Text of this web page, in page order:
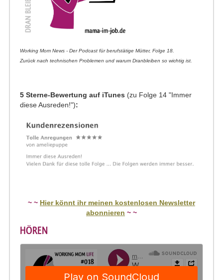
Working Mom News - Der Podcast für berufstätige Mütter, Folge 18.
​Zurück nach technischen Problemen und warum Dranbleiben so wichtig ist.
5 Sterne-Bewertung auf iTunes (zu Folge 14 "Immer
diese Ausreden!"):
~ ~ Hier könnt ihr meinen kostenlosen Newsletter
abonnieren ~ ~​
HÖREN